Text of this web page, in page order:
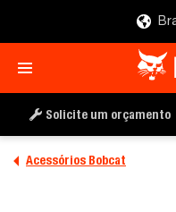
Solicite um orçamento
Acessórios Bobcat
PEÇA UMA COTAÇÃO